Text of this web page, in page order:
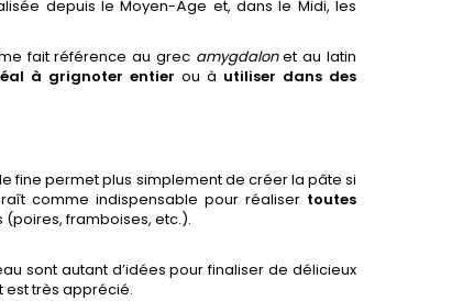
depuis le Moyen-Âge et, dans le Midi, les
fait référence au grec amygdalonet au latin
à grignoter entier ou à utiliser dans des
fine permet plus simplement de créer la pâte si
comme indispensable pour réaliser toutes
(poires, framboises, etc.).
sont autant d’idées pour finaliser de délicieux
est très apprécié.